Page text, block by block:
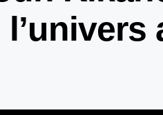
l’univers